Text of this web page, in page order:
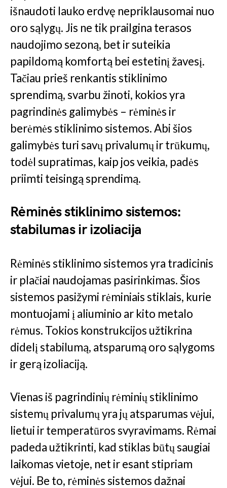
išnaudoti lauko erdvę nepriklausomai nuo
oro sąlygų. Jis ne tik prailgina terasos
naudojimo sezoną, bet ir suteikia
papildomą komfortą bei estetinį žavesį.
Tačiau prieš renkantis stiklinimo
sprendimą, svarbu žinoti, kokios yra
pagrindinės galimybės – rėminės ir
berėmės stiklinimo sistemos. Abi šios
galimybės turi savų privalumų ir trūkumų,
todėl supratimas, kaip jos veikia, padės
priimti teisingą sprendimą.
Rėminės stiklinimo sistemos:
stabilumas ir izoliacija
Rėminės stiklinimo sistemos yra tradicinis
ir plačiai naudojamas pasirinkimas. Šios
sistemos pasižymi rėminiais stiklais, kurie
montuojami į aliuminio ar kito metalo
rėmus. Tokios konstrukcijos užtikrina
didelį stabilumą, atsparumą oro sąlygoms
ir gerą izoliaciją.
Vienas iš pagrindinių rėminių stiklinimo
sistemų privalumų yra jų atsparumas vėjui,
lietui ir temperatūros svyravimams. Rėmai
padeda užtikrinti, kad stiklas būtų saugiai
laikomas vietoje, net ir esant stipriam
vėjui. Be to, rėminės sistemos dažnai